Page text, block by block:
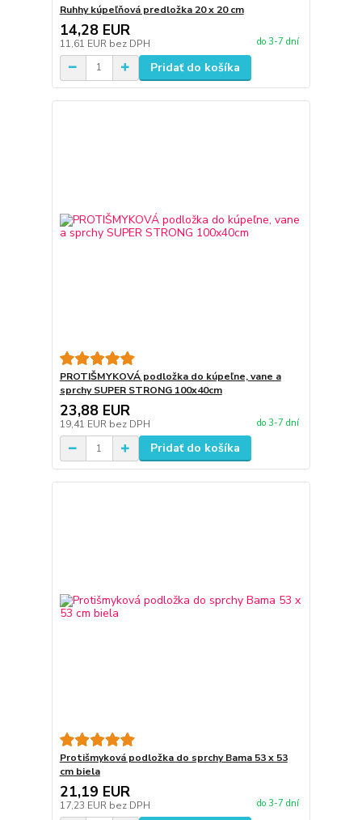
Ruhhy kúpeľňová predložka 20 x 20 cm
14,28 EUR
11,61 EUR bez DPH do 3-7 dní
Pridať do košíka
PROTIŠMYKOVÁ podložka do kúpeľne, vane a
sprchy SUPER STRONG 100x40cm
23,88 EUR
19,41 EUR bez DPH do 3-7 dní
Pridať do košíka
Protišmyková podložka do sprchy Bama 53 x 53
cm biela
21,19 EUR
17,23 EUR bez DPH do 3-7 dní